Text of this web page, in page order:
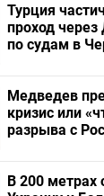
Турция
проход
по судам в
Медведев
кризис или
разрыва с
В 200